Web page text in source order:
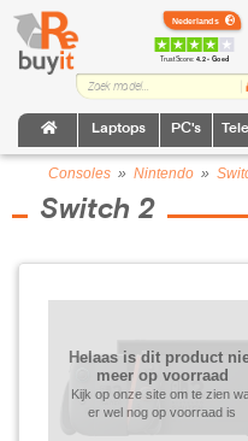
TrustScore:4.2 • Goed
Laptops PC's
Consoles » Nintendo »
Switch 2
Helaas is dit product
meer op voorraad
Kijk op onze site om te zien
er wel nog op voorraad is